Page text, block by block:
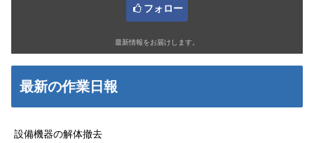
フォロー
最新情報をお届けします。
最新の作業日報
設備機器の解体撤去